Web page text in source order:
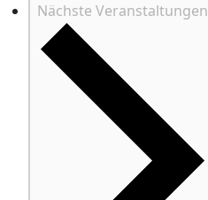
Nächste Veranstaltungen